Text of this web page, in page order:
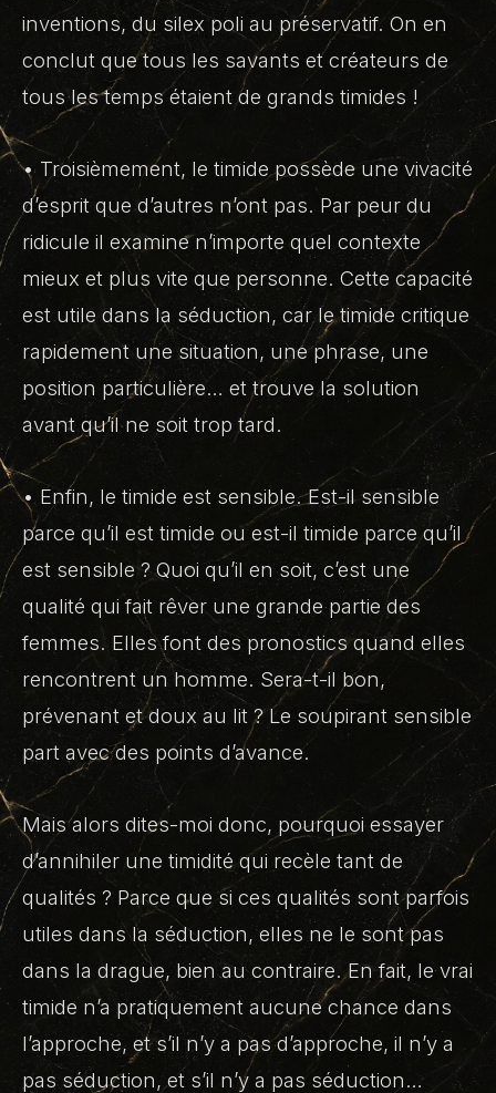
inventions, du silex poli au préservatif. On en
conclut que tous les savants et créateurs de
tous les temps étaient de grands timides !
• Troisièmement, le timide possède une vivacité
d’esprit que d’autres n’ont pas. Par peur du
ridicule il examine n’importe quel contexte
mieux et plus vite que personne. Cette capacité
est utile dans la séduction, car le timide critique
rapidement une situation, une phrase, une
position particulière… et trouve la solution
avant qu’il ne soit trop tard.
• Enfin, le timide est sensible. Est-il sensible
parce qu’il est timide ou est-il timide parce qu’il
est sensible ? Quoi qu’il en soit, c’est une
qualité qui fait rêver une grande partie des
femmes. Elles font des pronostics quand elles
rencontrent un homme. Sera-t-il bon,
prévenant et doux au lit ? Le soupirant sensible
part avec des points d’avance.
Mais alors dites-moi donc, pourquoi essayer
d’annihiler une timidité qui recèle tant de
qualités ? Parce que si ces qualités sont parfois
utiles dans la séduction, elles ne le sont pas
dans la drague, bien au contraire. En fait, le vrai
timide n’a pratiquement aucune chance dans
l’approche, et s’il n’y a pas d’approche, il n’y a
pas séduction, et s’il n’y a pas séduction…